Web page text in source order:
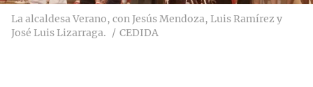
La alcaldesa Verano, con Jesús Mendoza, Luis Ramírez y
José Luis Lizarraga.
CEDIDA